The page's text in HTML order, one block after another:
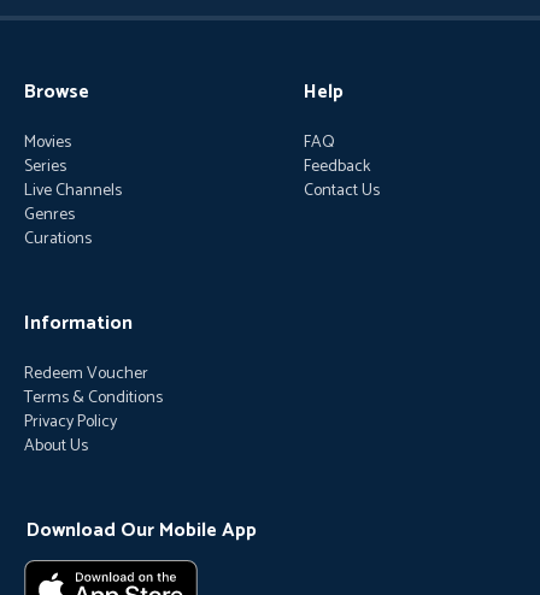
Browse
Movies
Series
Live Channels
Genres
Curations
Help
FAQ
Feedback
Contact Us
Information
Redeem Voucher
Terms & Conditions
Privacy Policy
About Us
Download Our Mobile App